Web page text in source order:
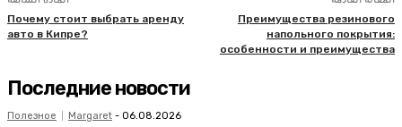
Почему стоит выбрать аренду
авто в Кипре?
Преимущества резинового
напольного покрытия:
особенности и преимущества
Последние новости
Полезное Margaret - 06.08.2026